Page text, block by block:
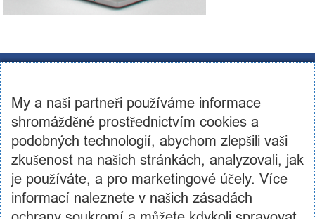
IČ: 03460886, DIČ: CZ03460886
+420 602 250 984 | +420 605 236 650
info@cstconsulting.cz
Společnost je zapsaná v obchodním rejstříku vedeném Městským soudem v Praze, oddíl C,
vložka 231904
My a naši partneři používáme informace
shromážděné prostřednictvím cookies a
podobných technologií, abychom zlepšili vaši
zkušenost na našich stránkách, analyzovali, jak
je používáte, a pro marketingové účely. Více
informací naleznete v našich zásadách